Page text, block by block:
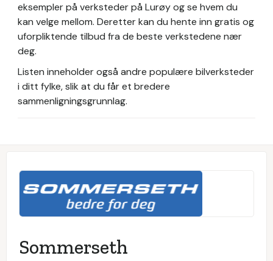
eksempler på verksteder på Lurøy og se hvem du
kan velge mellom. Deretter kan du hente inn gratis og
uforpliktende tilbud fra de beste verkstedene nær
deg.
Listen inneholder også andre populære bilverksteder
i ditt fylke, slik at du får et bredere
sammenligningsgrunnlag.
Sommerseth